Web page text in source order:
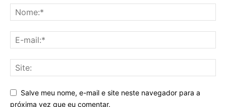
Salve meu nome, e-mail e site neste navegador para a
próxima vez que eu comentar.